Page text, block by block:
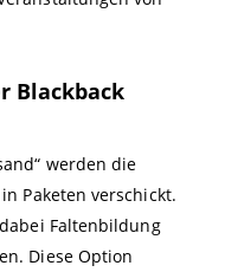
Blackback
werden die
Paketen verschickt.
Faltenbildung
Diese Option